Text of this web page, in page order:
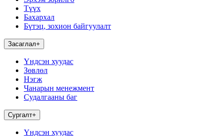
Түүх
Бахархал
Бүтэц, зохион байгуулалт
Засаглал+
Үндсэн хуудас
Зөвлөл
Нэгж
Чанарын менежмент
Судалгааны баг
Сургалт+
Үндсэн хуудас